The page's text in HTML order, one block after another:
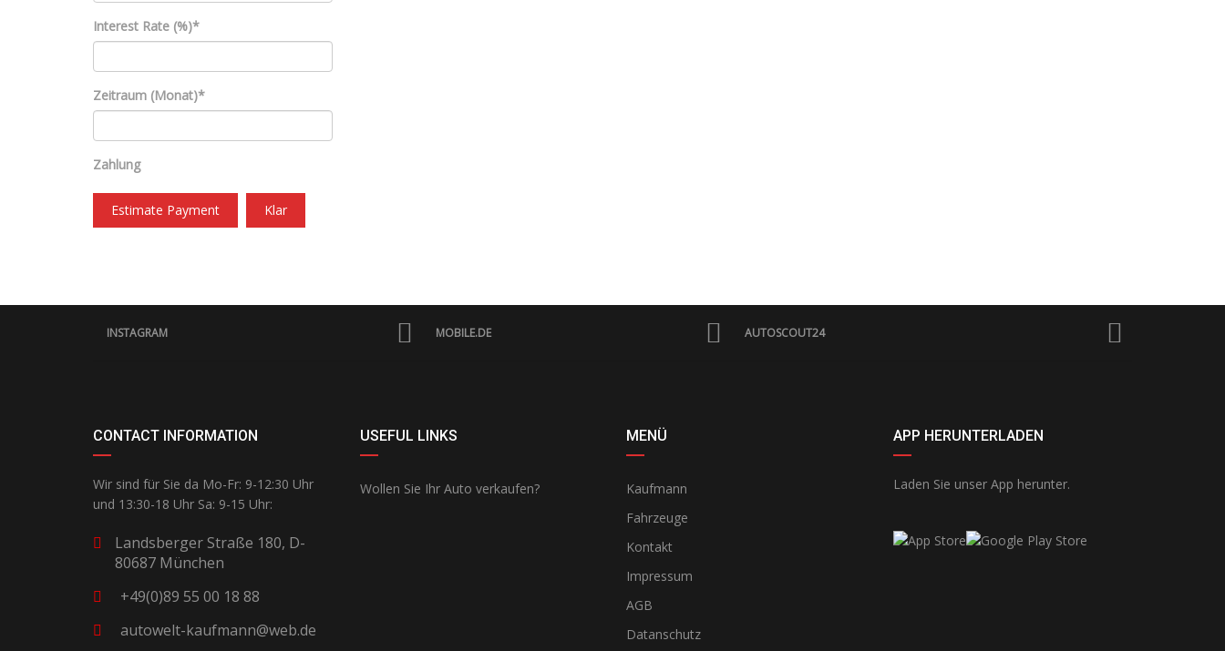
Interest Rate (%)*
Zeitraum (Monat)*
Zahlung
Estimate Payment Klar
INSTAGRAM MOBILE.DE AUTOSCOUT24
CONTACT INFORMATION
Wir sind für Sie da Mo-Fr: 9-12:30 Uhr
und 13:30-18 Uhr Sa: 9-15 Uhr:
Landsberger Straße 180, D-
80687 München
+49(0)89 55 00 18 88
autowelt-kaufmann@web.de
USEFUL LINKS
Wollen Sie Ihr Auto verkaufen?
MENÜ
Kaufmann
Fahrzeuge
Kontakt
Impressum
AGB
Datanschutz
APP HERUNTERLADEN
Laden Sie unser App herunter.